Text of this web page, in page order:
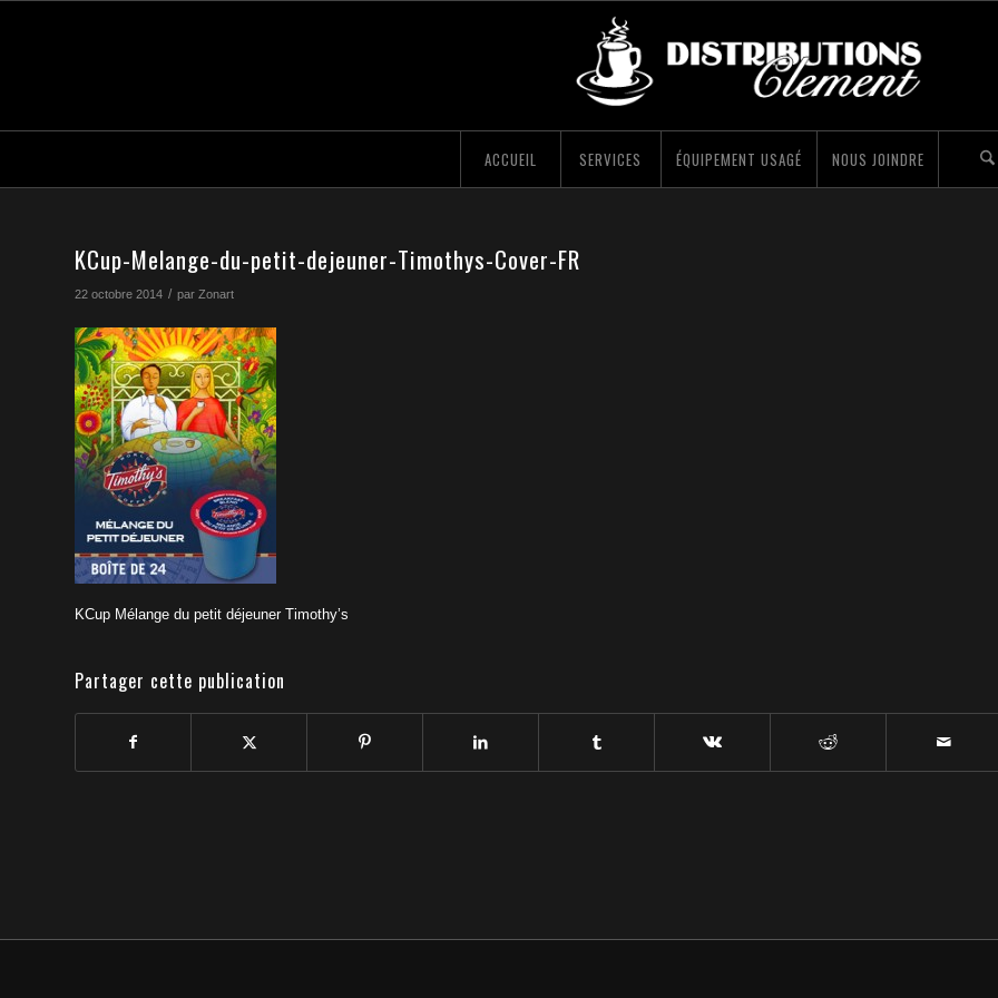
ACCUEIL SERVICES ÉQUIPEMENT USAGÉ NOUS JOINDRE
KCup-Melange-du-petit-dejeuner-Timothys-Cover-FR
22 octobre 2014 / par Zonart
KCup Mélange du petit déjeuner Timothy’s
Partager cette publication